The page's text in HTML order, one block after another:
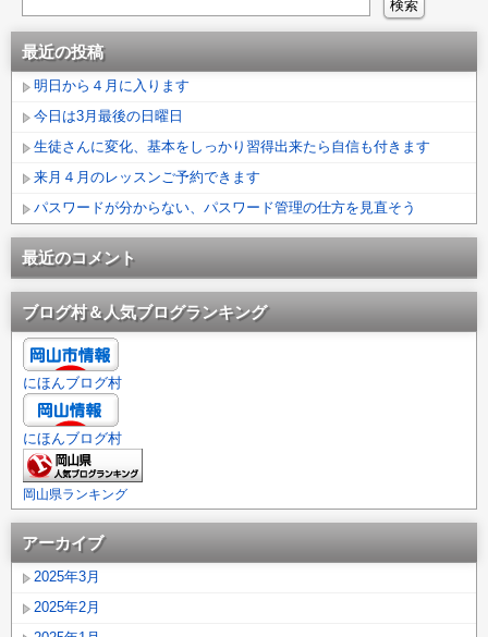
最近の投稿
明日から４月に入ります
今日は3月最後の日曜日
生徒さんに変化、基本をしっかり習得出来たら自信も付きます
来月４月のレッスンご予約できます
パスワードが分からない、パスワード管理の仕方を見直そう
最近のコメント
ブログ村＆人気ブログランキング
にほんブログ村
にほんブログ村
岡山県ランキング
アーカイブ
2025年3月
2025年2月